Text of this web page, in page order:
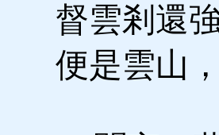
督雲剎還
便是雲山